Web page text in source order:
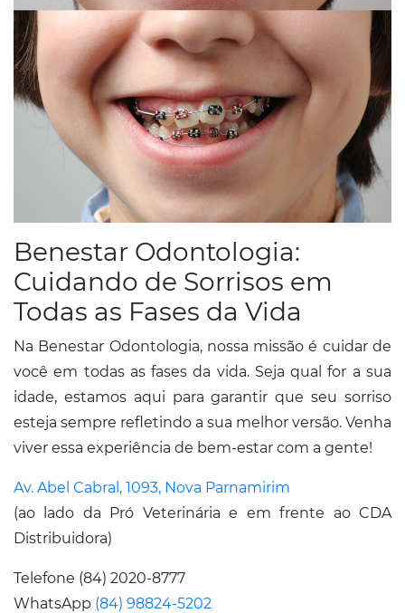
Benestar Odontologia:
Cuidando de Sorrisos em
Todas as Fases da Vida
Na Benestar Odontologia, nossa missão é cuidar de
você em todas as fases da vida. Seja qual for a sua
idade, estamos aqui para garantir que seu sorriso
esteja sempre refletindo a sua melhor versão. Venha
viver essa experiência de bem-estar com a gente!
Av. Abel Cabral, 1093, Nova Parnamirim
(ao lado da Pró Veterinária e em frente ao CDA
Distribuidora)
Telefone (84) 2020-8777
WhatsApp (84) 98824-5202